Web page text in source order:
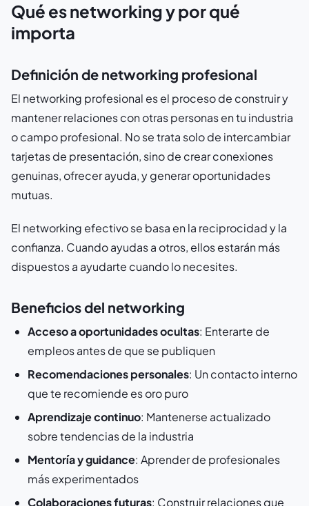
Qué es networking y por qué
importa
Definición de networking profesional
El networking profesional es el proceso de construir y
mantener relaciones con otras personas en tu industria
o campo profesional. No se trata solo de intercambiar
tarjetas de presentación, sino de crear conexiones
genuinas, ofrecer ayuda, y generar oportunidades
mutuas.
El networking efectivo se basa en la reciprocidad y la
confianza. Cuando ayudas a otros, ellos estarán más
dispuestos a ayudarte cuando lo necesites.
Beneficios del networking
Acceso a oportunidades ocultas: Enterarte de
empleos antes de que se publiquen
Recomendaciones personales: Un contacto interno
que te recomiende es oro puro
Aprendizaje continuo: Mantenerse actualizado
sobre tendencias de la industria
Mentoría y guidance: Aprender de profesionales
más experimentados
Colaboraciones futuras: Construir relaciones que